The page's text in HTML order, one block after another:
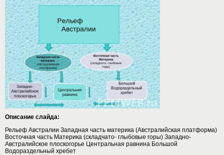
Описание слайда:
Рельеф Австралии Западная часть материка (Австралийская платформа)
Восточная часть Материка (складчато- глыбовые горы) Западно-
Австралийское плоскогорье Центральная равнина Большой
Водораздельный хребет